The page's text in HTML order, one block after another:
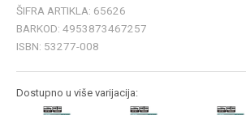
ŠIFRA ARTIKLA: 65626
BARKOD: 4953873467257
ISBN: 53277-008
Dostupno u više varijacija: